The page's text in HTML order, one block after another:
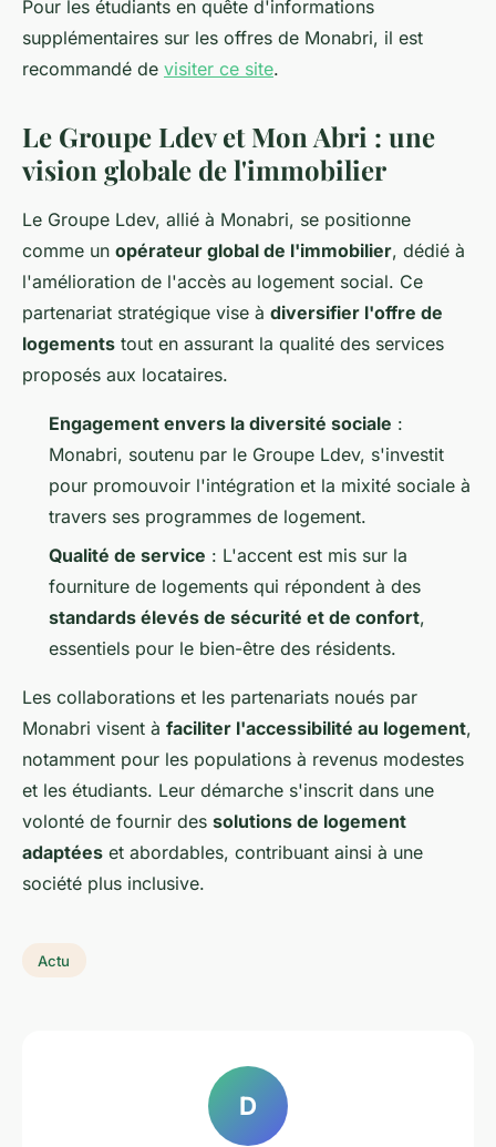
Pour les étudiants en quête d'informations
supplémentaires sur les offres de Monabri, il est
recommandé de visiter ce site.
Le Groupe Ldev et Mon Abri : une
vision globale de l'immobilier
Le Groupe Ldev, allié à Monabri, se positionne
comme un opérateur global de l'immobilier, dédié à
l'amélioration de l'accès au logement social. Ce
partenariat stratégique vise à diversifier l'offre de
logements tout en assurant la qualité des services
proposés aux locataires.
Engagement envers la diversité sociale :
Monabri, soutenu par le Groupe Ldev, s'investit
pour promouvoir l'intégration et la mixité sociale à
travers ses programmes de logement.
Qualité de service : L'accent est mis sur la
fourniture de logements qui répondent à des
standards élevés de sécurité et de confort,
essentiels pour le bien-être des résidents.
Les collaborations et les partenariats noués par
Monabri visent à faciliter l'accessibilité au logement,
notamment pour les populations à revenus modestes
et les étudiants. Leur démarche s'inscrit dans une
volonté de fournir des solutions de logement
adaptées et abordables, contribuant ainsi à une
société plus inclusive.
Actu
D